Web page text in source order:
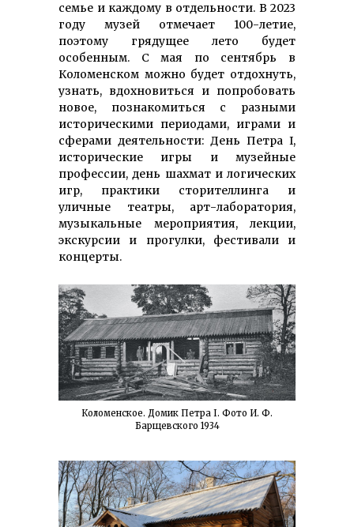
семье и каждому в отдельности. В 2023
году музей отмечает 100-летие,
поэтому грядущее лето будет
особенным. С мая по сентябрь в
Коломенском можно будет отдохнуть,
узнать, вдохновиться и попробовать
новое, познакомиться с разными
историческими периодами, играми и
сферами деятельности: День Петра I,
исторические игры и музейные
профессии, день шахмат и логических
игр, практики сторителлинга и
уличные театры, арт-лаборатория,
музыкальные мероприятия, лекции,
экскурсии и прогулки, фестивали и
концерты.
Коломенское. Домик Петра I. Фото И. Ф.
Барщевского 1934